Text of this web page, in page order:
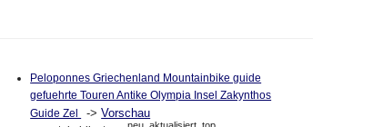
Peloponnes Griechenland Mountainbike guide
gefuehrte Touren Antike Olympia Insel Zakynthos
Guide Zel
->Vorschau